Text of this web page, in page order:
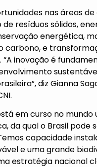
nas áreas
resíduos sólidos,
energética,
carbono, e
inovação é
diz Gianna
em curso no mundo
da qual o Brasil pode
capacidade
e uma grande
estratégia nacional